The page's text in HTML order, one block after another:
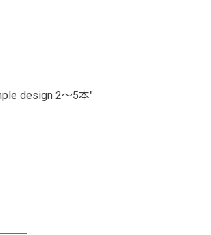
design 2〜5本"